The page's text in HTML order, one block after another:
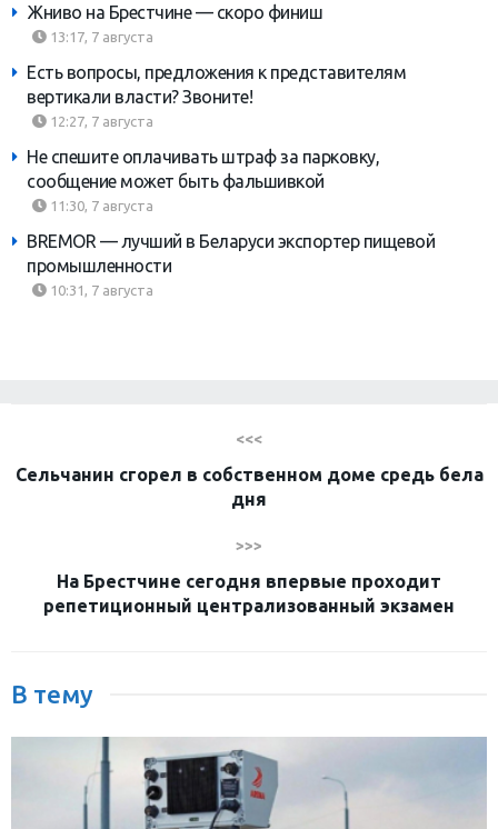
Жниво на Брестчине — скоро финиш
13:17, 7 августа
Есть вопросы, предложения к представителям
вертикали власти? Звоните!
12:27, 7 августа
Не спешите оплачивать штраф за парковку,
сообщение может быть фальшивкой
11:30, 7 августа
BREMOR — лучший в Беларуси экспортер пищевой
промышленности
10:31, 7 августа
<<<
Сельчанин сгорел в собственном доме средь бела
дня
>>>
На Брестчине сегодня впервые проходит
репетиционный централизованный экзамен
В тему